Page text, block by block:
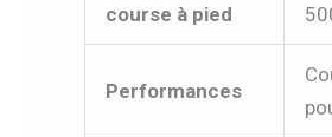
course à pied
Performances